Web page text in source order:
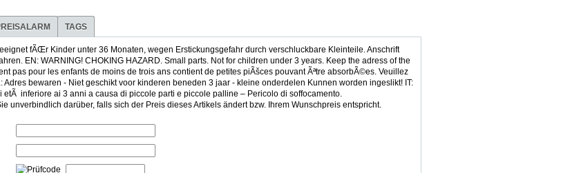
TAGS
fÃŒr Kinder unter 36 Monaten, wegen Erstickungsgefahr durch verschluckbare Kleinteile. Anschrift
EN: WARNING! CHOKING HAZARD. Small parts. Not for children under 3 years. Keep the adress of the
pas pour les enfants de moins de trois ans contient de petites piÃšces pouvant Ãªtre absorbÃ©es. Veuillez
Adres bewaren - Niet geschikt voor kinderen beneden 3 jaar - kleine onderdelen Kunnen worden ingeslikt! IT:
etÃ inferiore ai 3 anni a causa di piccole parti e piccole palline – Pericolo di soffocamento.
unverbindlich darüber, falls sich der Preis dieses Artikels ändert bzw. Ihrem Wunschpreis entspricht.